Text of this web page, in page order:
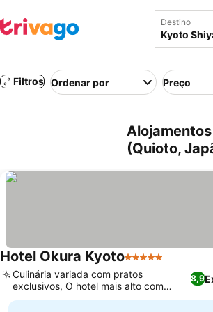
Destino
Filtros Ordenar por Preço
(Quioto,
Hotel Okura Kyoto5 Estrelas
8,9
Culinária variada com pratos
exclusivos, O hotel mais alto com
vistas panorâmicas